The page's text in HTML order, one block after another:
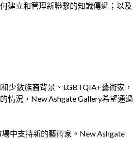
建立和管理新聯繫的知識傳遞；以及
少數族裔背景、LGBTQIA+藝術家，
情況，New Ashgate Gallery希望通過
中支持新的藝術家。New Ashgate